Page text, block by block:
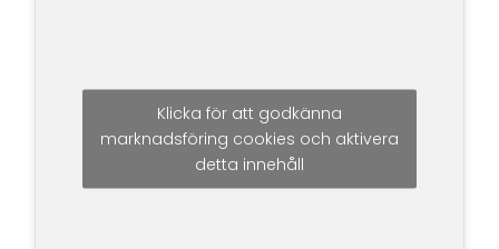
Klicka för att godkänna
marknadsföring cookies och aktivera
detta innehåll